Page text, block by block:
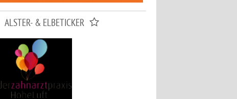
ALSTER- & ELBETICKER